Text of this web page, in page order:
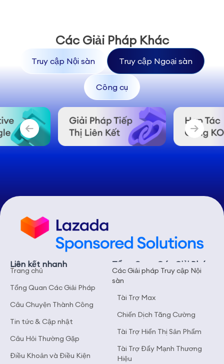
Các Giải Pháp Khác
Truy cập Nội sàn Truy cập Ngoại sàn
Công cụ
On-Platform Off-Platform Tools
Liên kết nhanh
Trang chủ
Tổng Quan Các Giải Pháp
Câu Chuyện Thành Công
Tin tức & Cập nhật
Câu Hỏi Thường Gặp
Điều Khoản và Điều Kiện
Tổng Quan Các Giải Pháp
Các Giải pháp Truy cập Nội
sàn
Tài Trợ Max
Chiến Dịch Tăng Cường
Tài Trợ Hiển Thị Sản Phẩm
Tài Trợ Đẩy Mạnh Thương
Hiệu